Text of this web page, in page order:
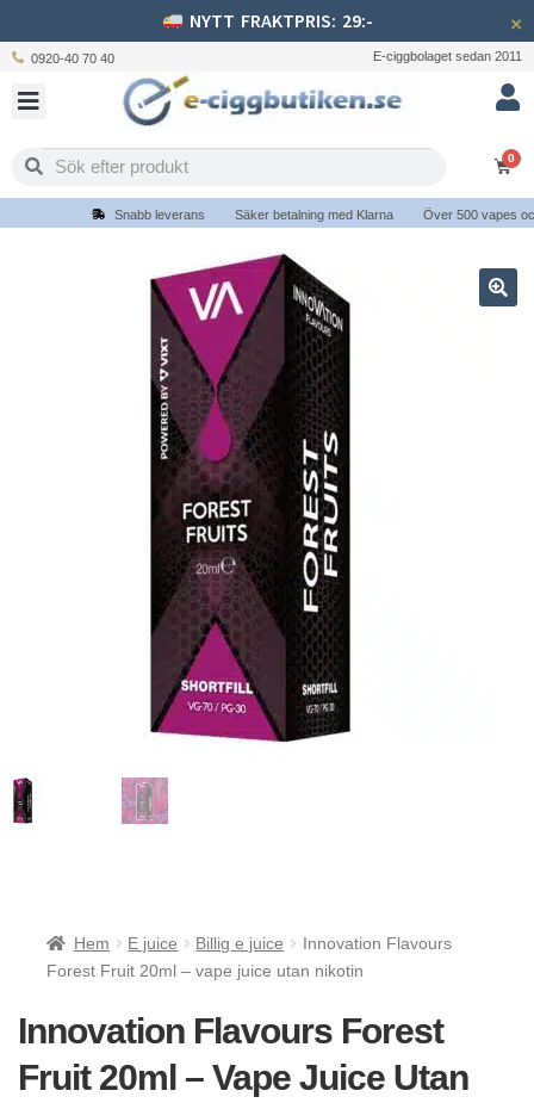
NYTT FRAKTPRIS: 29:- ×
0920-40 70 40 E-ciggbolaget sedan 2011
0
Snabb leverans Säker betalning med Klarna Över 500 vapes och
Hem E juice Billig e juice
Innovation Flavours
Forest Fruit 20ml – vape juice utan nikotin
Innovation Flavours Forest
Fruit 20ml – Vape Juice Utan